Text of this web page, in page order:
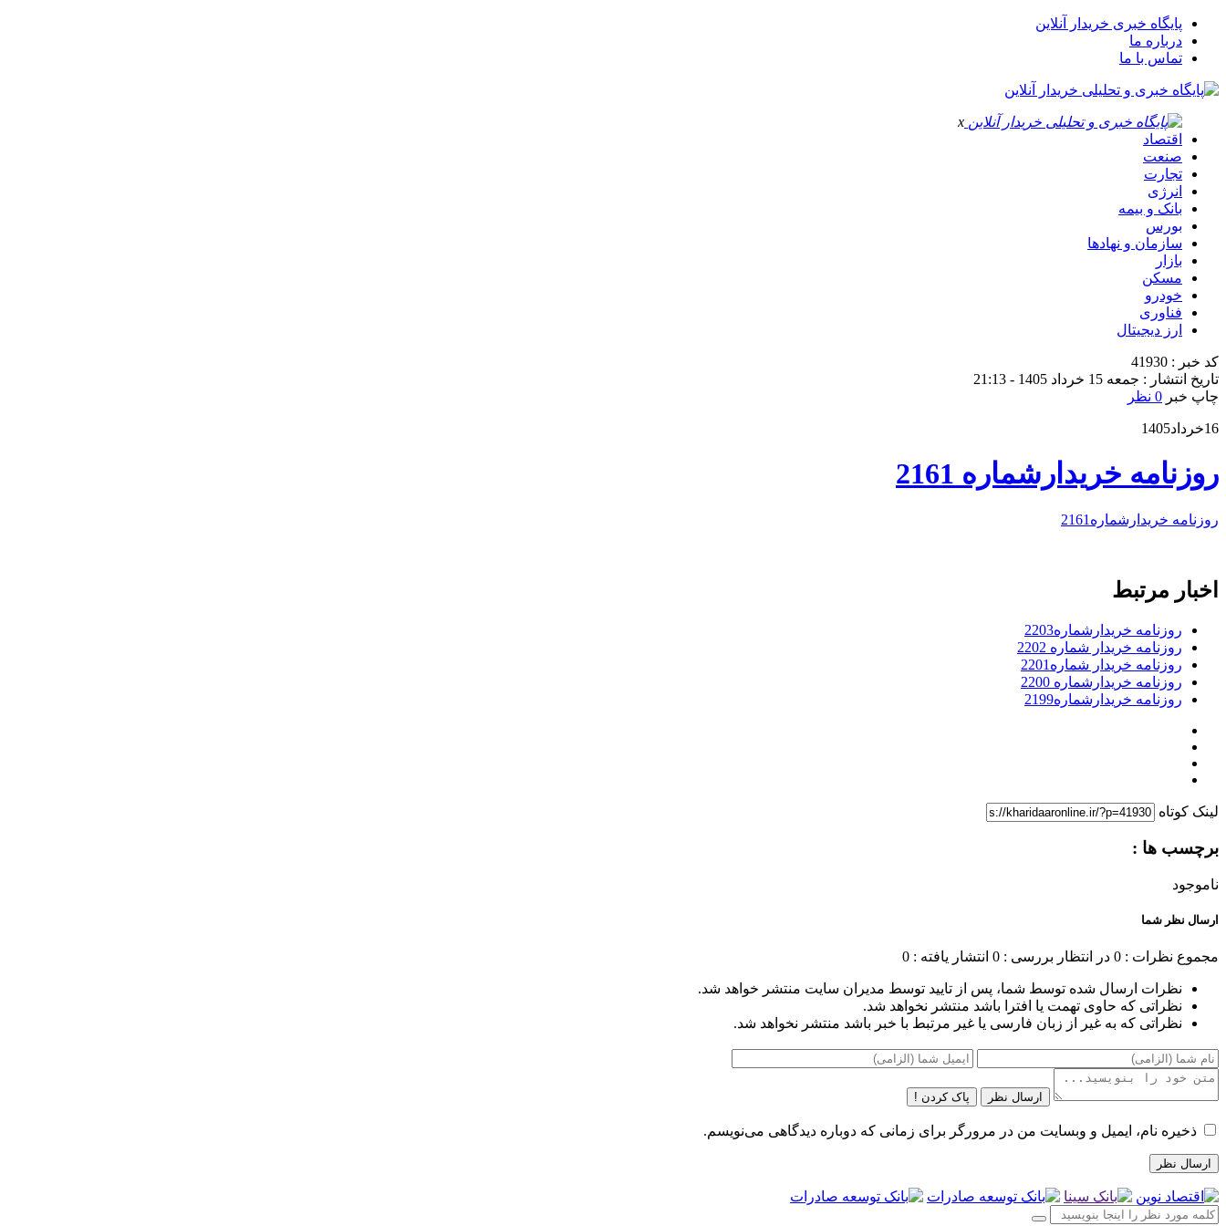
پایگاه خبری خریدار آنلاین
درباره ما
تماس با ما
x
اقتصاد
صنعت
تجارت
انرژی
بانک و بیمه
بورس
سازمان و نهادها
بازار
مسکن
خودرو
فناوری
ارز دیجیتال
کد خبر : 41930
تاریخ انتشار : جمعه 15 خرداد 1405 - 21:13
چاپ خبر 0 نظر
16خرداد1405
روزنامه خریدارشماره 2161
روزنامه خریدارشماره2161
اخبار مرتبط
روزنامه خریدارشماره2203
روزنامه خریدار شماره 2202
روزنامه خریدار شماره2201
روزنامه خریدارشماره 2200
روزنامه خریدارشماره2199
لینک کوتاه
برچسب ها :
ناموجود
ارسال نظر شما
مجموع نظرات : 0 در انتظار بررسی : 0 انتشار یافته : 0
نظرات ارسال شده توسط شما، پس از تایید توسط مدیران سایت منتشر خواهد شد.
نظراتی که حاوی تهمت یا افترا باشد منتشر نخواهد شد.
نظراتی که به غیر از زبان فارسی یا غیر مرتبط با خبر باشد منتشر نخواهد شد.
ارسال نظر پاک کردن !
ذخیره نام، ایمیل و وبسایت من در مرورگر برای زمانی که دوباره دیدگاهی می‌نویسم.